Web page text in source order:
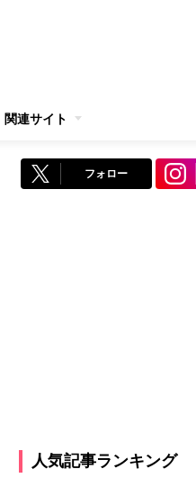
関連サイト
フォロー
人気記事ランキング